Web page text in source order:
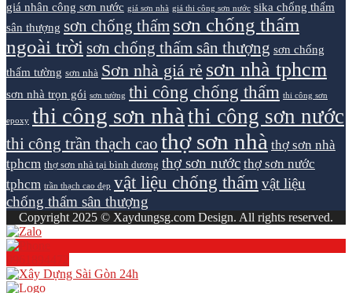
giá nhân công sơn nước giá sơn nhà giá thi công sơn nước sika chống thấm
sân thượng sơn chống thấm sơn chống thấm
ngoài trời sơn chống thấm sân thượng sơn chống
thấm tường sơn nhà Sơn nhà giá rẻ sơn nhà tphcm
sơn nhà trọn gói sơn tường thi công chống thấm thi công sơn
epoxy thi công sơn nhà thi công sơn nước
thi công trần thạch cao thợ sơn nhà thợ sơn nhà
tphcm thợ sơn nhà tại bình dương thợ sơn nước thợ sơn nước
tphcm trần thạch cao đẹp vật liệu chống thấm vật liệu
chống thấm sân thượng
Copyright 2025 © Xaydungsg.com Design. All rights reserved.